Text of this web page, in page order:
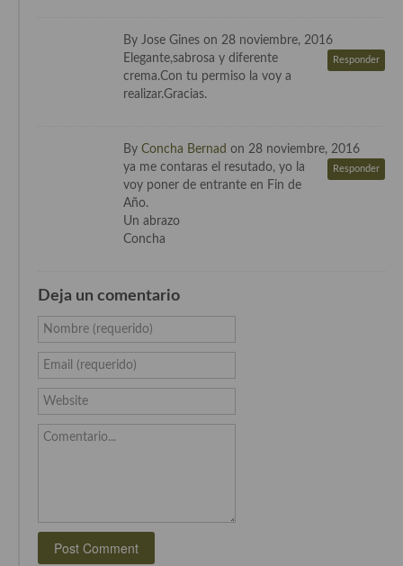
Cocina de Polonia
Cocina de Ucrania
Cocina Eslovena
Cocina Francesa
Cocina Hungara
By Jose Gines on 28 noviembre, 2016
Responder
Elegante,sabrosa y diferente
crema.Con tu permiso la voy a
realizar.Gracias.
By Concha Bernad on 28 noviembre, 2016
Responder
ya me contaras el resutado, yo la
voy poner de entrante en Fin de
Año.
Un abrazo
Concha
Deja un comentario
Nombre (requerido)
Email (requerido)
Website
Comentario...